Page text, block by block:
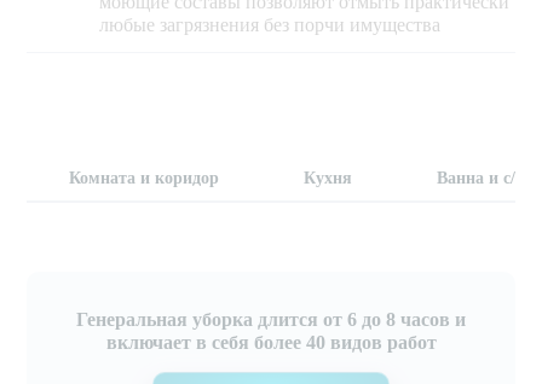
любые загрязнения без порчи имущества
Комната и коридор Кухня Ванна и с/у
Генеральная уборка длится от 6 до 8 часов и
включает в себя более 40 видов работ